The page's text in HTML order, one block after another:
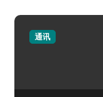
通讯